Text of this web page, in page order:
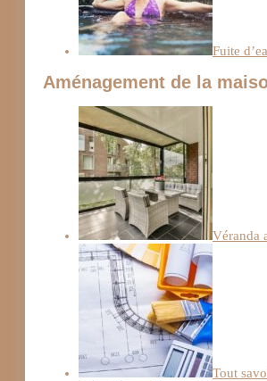
Fuite
Aménagement de la
Véranda
Tout